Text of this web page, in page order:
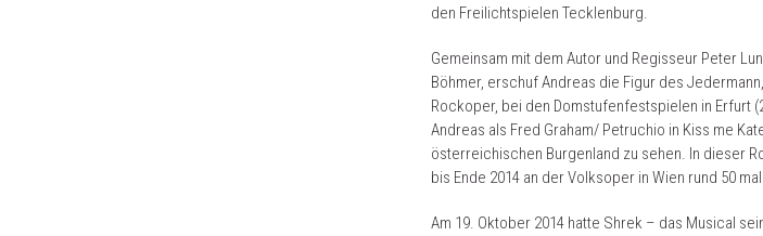
den Freilichtspielen Tecklenburg.
Gemeinsam mit dem Autor und Regisseur Peter
Böhmer, erschuf Andreas die Figur des
Rockoper, bei den Domstufenfestspielen in Erfurt
Andreas als Fred Graham/ Petruchio in Kiss me
österreichischen Burgenland zu sehen. In dieser
bis Ende 2014 an der Volksoper in Wien rund 50
Am 19. Oktober 2014 hatte Shrek – das Musical